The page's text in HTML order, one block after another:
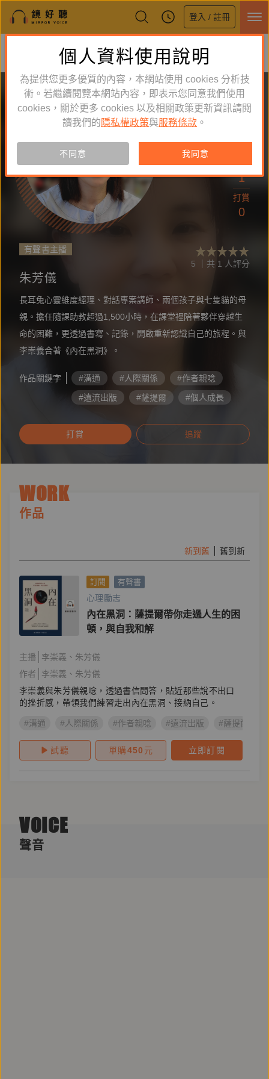
登入 / 註冊
鏡好聽全新APP上線
體驗全面升級，即刻下載
有聲書主播
5 ｜共 1 人評分
朱芳儀
長耳兔心靈維度經理、對話專案講師、兩個孩子與七隻貓的母
親。擔任隨課助教超過1,500小時，在課堂裡陪著夥伴穿越生
命的困難，更透過書寫、記錄，開啟重新認識自己的旅程。與
李崇義合著《內在黑洞》。
作品關鍵字 #溝通 #人際關係
#作者親唸
#遠流出版
#薩提爾
#個人成長
#世界閱讀日
10
作品
1
打賞
0
打賞 追蹤
WORK
作品
新到舊 舊到新
訂閱 有聲書
心理勵志
內在黑洞：薩提爾帶你走過人生的困
頓，與自我和解
主播 李崇義
朱芳儀
作者
李崇義
朱芳儀
李崇義與朱芳儀親唸，透過書信問答，貼近那些說不出口
的挫折感，帶領我們練習走出內在黑洞、接納自己。
#溝通 #人際關係 #作者親唸 #遠流出版 #薩提爾
試聽 單購450 元 立即訂閱
VOICE
聲音
個人資料使用說明
為提供您更多優質的內容，本網站使用 cookies 分析技
術。若繼續閱覽本網站內容，即表示您同意我們使用
cookies，關於更多 cookies 以及相關政策更新資訊請閱
讀我們的 隱私權政策與服務條款 。
不同意 我同意